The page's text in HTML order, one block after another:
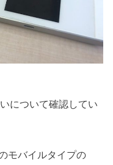
について確認してい
モバイルタイプの